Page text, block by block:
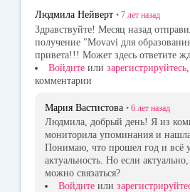
Людмила Нейверт • 7 лет назад
Здравствуйте! Месяц назад
получение "Movavi для
привета!!! Может здесь ответите
Войдите или зарегистрируйтесь
комментарии
Мария Вастистова • 6 лет назад
Людмила, добрый день! Я из
мониторила упоминания и
Понимаю, что прошел год и всё
актуальность. Но если
можно связаться?
Войдите или